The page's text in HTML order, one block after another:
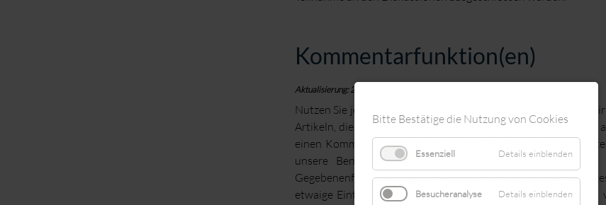
Kommentarfunktion(en)
Aktualisierung: 28.01.2024 - 16:04 Uhr
Nutzen Sie jetzt die Kommentarfunktion, hier auf der Seite.
Artikeln, die Kommentare aktiviert werden. Sofern Sie unten,
einen Kommentar abzugeben, dürfen Sie dies gerne tun.
unsere Benimmregeln. Kommentare, die gegen
Gegebenenfalls, kann auch die IP- oder die E-Mailadresse
etwaige Einträge stichprobenartig zu prüfen. Sollte ein
Bitte Bestätige die Nutzung von Cookies
Essenziell Details einblenden
Besucheranalyse Details einblenden